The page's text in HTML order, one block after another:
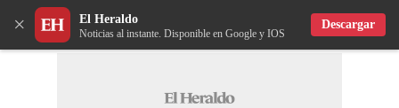
× El Heraldo
Noticias al instante. Disponible en Google y IOS
Descargar